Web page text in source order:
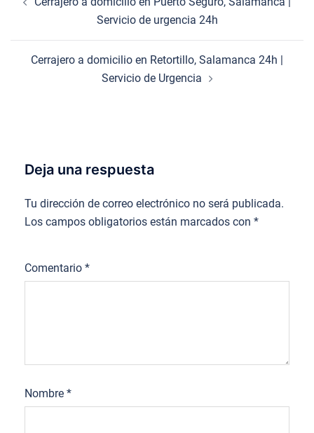
de
Servicio de urgencia 24h
Cerrajero a domicilio en Retortillo, Salamanca 24h |
Servicio de Urgencia
Deja una respuesta
Tu dirección de correo electrónico no será publicada.
Los campos obligatorios están marcados con *
Comentario *
Nombre *